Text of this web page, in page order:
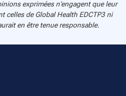
exprimées n’engagent que leur
celles de Global Health EDCTP3 ni
en être tenue responsable.